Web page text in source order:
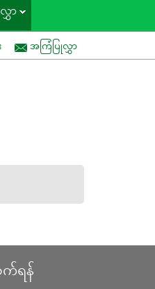
ာ
င်းပါဝင်နိုင်ပါရန် ဖိတ်ကြားခြင်း
အကြံပြုလွှာ
က်ရန်